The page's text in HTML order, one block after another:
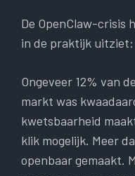
De OpenClaw-crisis
in de praktijk uitziet:
Ongeveer 12% van
markt was
kwetsbaarheid
klik mogelijk. Meer
openbaar gemaakt.